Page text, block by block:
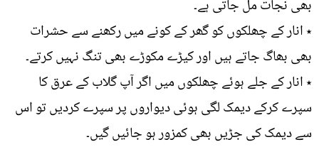
بھی نجات مل جاتی ہے۔
٭ انار کے چھلکوں کو گھر کے کونے میں رکھنے سے حشرات
بھی بھاگ جاتے ہیں اور کیڑے مکوڑے بھی تنگ نہیں کرتے۔
٭ انار کے جلے ہوئے چھلکوں میں اگر آپ گلاب کے عرق کا
سپرے کرکے دیمک لگی ہوئی دیواروں پر سپرے کردیں تو اس
سے دیمک کی جڑیں بھی کمزور ہو جائیں گیں۔